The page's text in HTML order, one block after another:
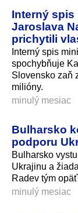
Interný
Jaroslava
prichytili
Interný spis
spochybňuje
Slovensko zaň
milióny.
minulý mesiac
Bulharsko
podporu
Bulharsko
Ukrajinu a
Radev tým
minulý mesiac